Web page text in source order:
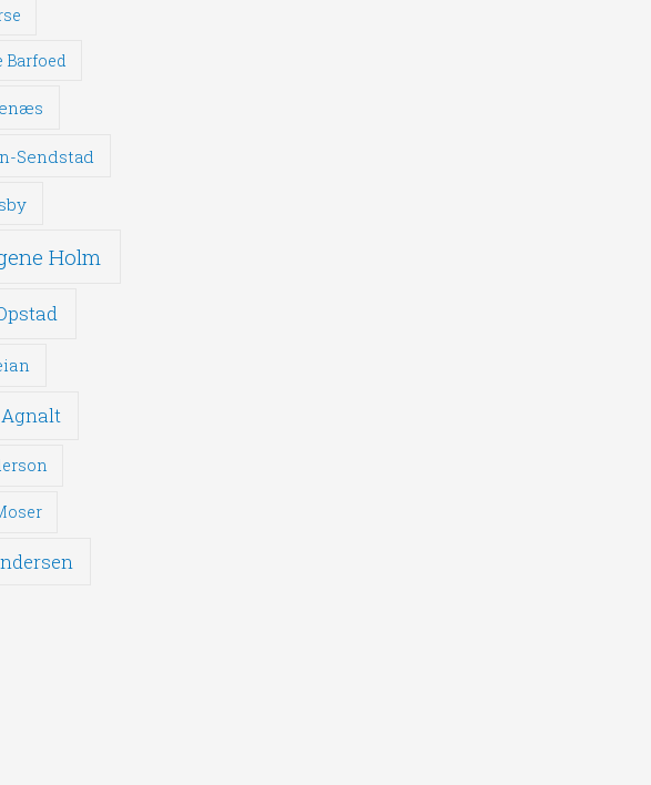
Barfoed
Sendstad
Holm